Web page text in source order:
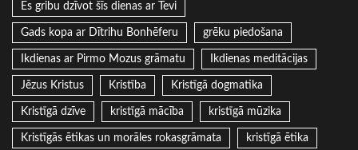
Es gribu dzīvot šīs dienas ar Tevi
Gads kopa ar Dītrihu Bonhēferu grēku piedošana
Ikdienas ar Pirmo Mozus grāmatu Ikdienas meditācijas
Jēzus Kristus Kristība Kristīgā dogmatika
Kristīgā dzīve kristīgā mācība kristīgā mūzika
Kristīgās ētikas un morāles rokasgrāmata kristīgā ētika